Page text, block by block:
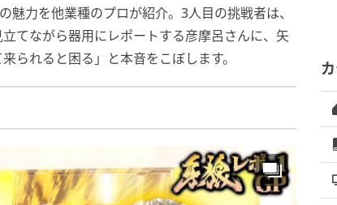
力を他業種のプロが紹介。3人目の挑戦者は、
てながら器用にレポートする彦摩呂さんに、矢
られると困る」と本音をこぼします。